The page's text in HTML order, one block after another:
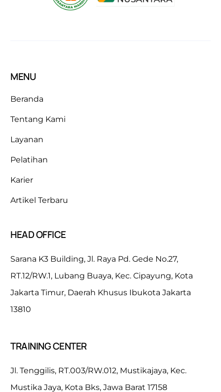
MENU
Beranda
Tentang Kami
Layanan
Pelatihan
Karier
Artikel Terbaru
HEAD OFFICE
Sarana K3 Building, Jl. Raya Pd. Gede No.27,
RT.12/RW.1, Lubang Buaya, Kec. Cipayung, Kota
Jakarta Timur, Daerah Khusus Ibukota Jakarta
13810
TRAINING CENTER
Jl. Tenggilis, RT.003/RW.012, Mustikajaya, Kec.
Mustika Jaya, Kota Bks, Jawa Barat 17158